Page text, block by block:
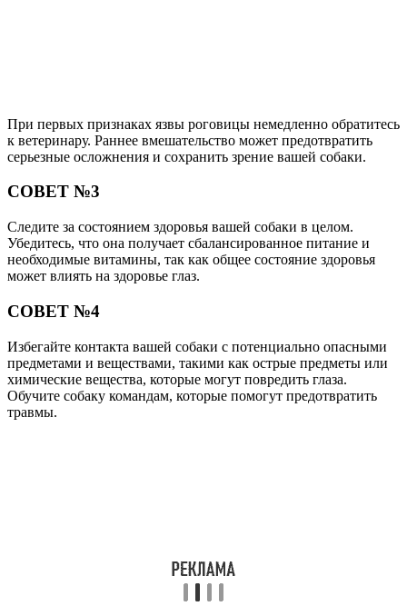
При первых признаках язвы роговицы немедленно обратитесь
к ветеринару. Раннее вмешательство может предотвратить
серьезные осложнения и сохранить зрение вашей собаки.
СОВЕТ №3
Следите за состоянием здоровья вашей собаки в целом.
Убедитесь, что она получает сбалансированное питание и
необходимые витамины, так как общее состояние здоровья
может влиять на здоровье глаз.
СОВЕТ №4
Избегайте контакта вашей собаки с потенциально опасными
предметами и веществами, такими как острые предметы или
химические вещества, которые могут повредить глаза.
Обучите собаку командам, которые помогут предотвратить
травмы.